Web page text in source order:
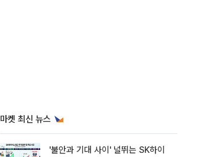
마켓 최신 뉴스
'불안과 기대 사이' 널뛰는 SK하이